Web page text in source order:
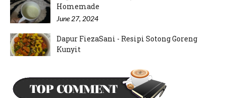
Homemade
June 27, 2024
Dapur FiezaSani - Resipi Sotong Goreng
Kunyit
Dapur FiezaSani - Resipi Hati Ayam Goreng
Kunyit